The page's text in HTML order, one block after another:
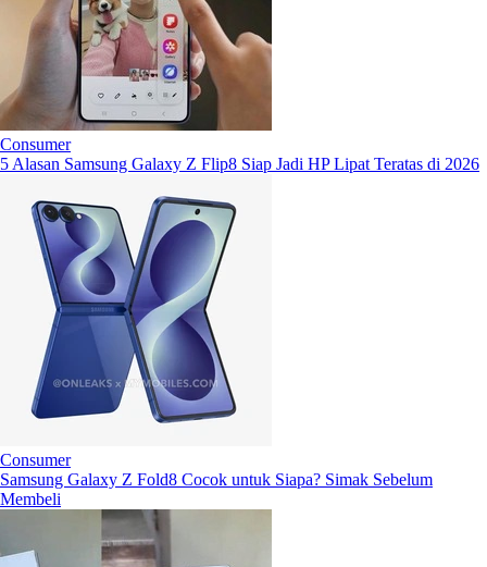
Consumer
5 Alasan Samsung Galaxy Z Flip8 Siap Jadi HP Lipat Teratas di 2026
Consumer
Samsung Galaxy Z Fold8 Cocok untuk Siapa? Simak Sebelum
Membeli